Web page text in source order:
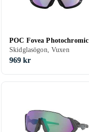
POC Fovea Photochromic
Skidglasögon, Vuxen
969 kr